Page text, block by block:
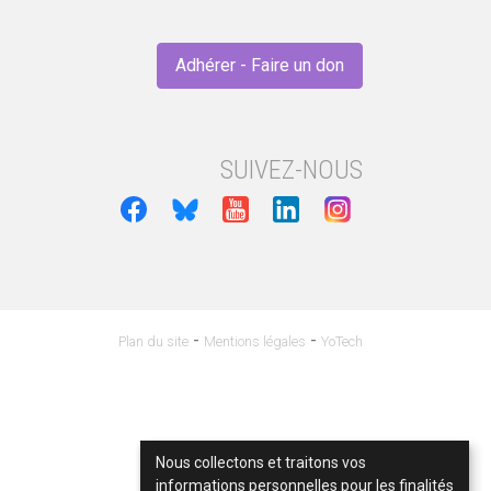
Adhérer - Faire un don
SUIVEZ-NOUS
Plan du site - Mentions légales - YoTech
Nous collectons et traitons vos
informations personnelles pour les finalités